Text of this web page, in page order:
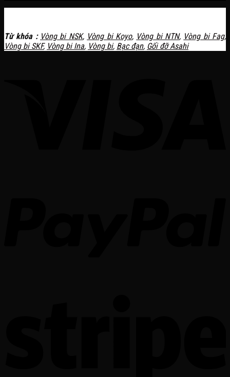
Từ khóa : Vòng bi NSK, Vòng bi Koyo, Vòng bi NTN, Vòng bi Fag,
Vòng bi SKF, Vòng bi Ina, Vòng bi, Bạc đạn, Gối đỡ Asahi